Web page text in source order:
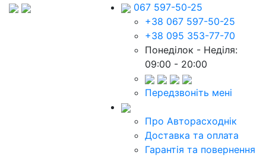
067 597-50-25
+38 067 597-50-25
+38 095 353-77-70
Понеділок - Неділя:
09:00 - 20:00
Передзвоніть мені
Про Авторасходнік
Доставка та оплата
Гарантія та повернення